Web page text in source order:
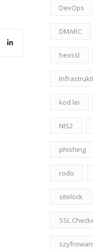
DevOps
DMARC
hexssl
kod lei
NIS2
phishing
rodo
sitelock
SSL